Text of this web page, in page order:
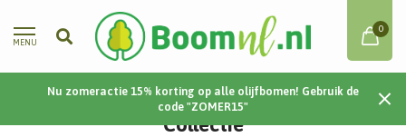
MENU
0
Nu zomeractie 15% korting op alle olijfbomen! Gebruik de
code "ZOMER15"
Home / Collectie
Collectie